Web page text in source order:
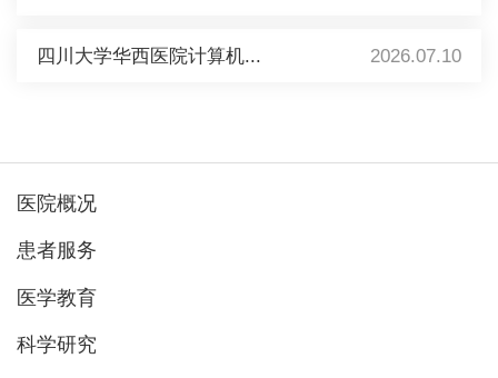
四川大学华西医院计算机... 2026.07.10
医院概况
患者服务
医学教育
科学研究